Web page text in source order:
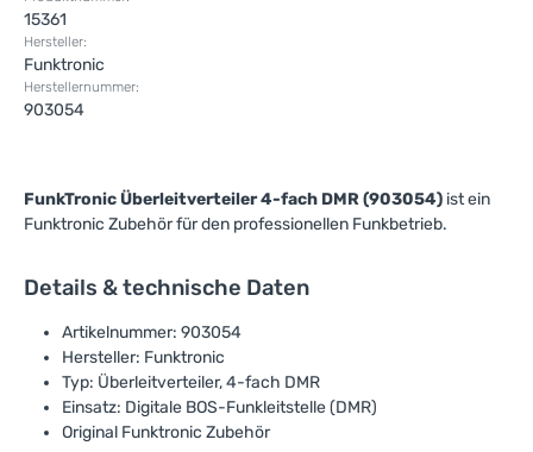
15361
Hersteller:
Funktronic
Herstellernummer:
903054
FunkTronic Überleitverteiler 4-fach DMR (903054) ist ein
Funktronic Zubehör für den professionellen Funkbetrieb.
Details & technische Daten
Artikelnummer: 903054
Hersteller: Funktronic
Typ: Überleitverteiler, 4-fach DMR
Einsatz: Digitale BOS-Funkleitstelle (DMR)
Original Funktronic Zubehör